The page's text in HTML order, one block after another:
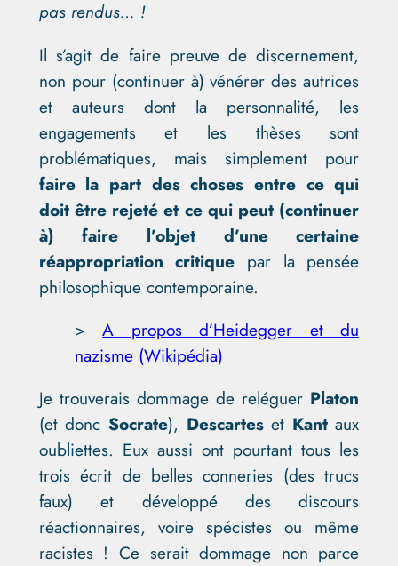
pas rendus… !
Il s’agit de faire preuve de discernement,
non pour (continuer à) vénérer des autrices
et auteurs dont la personnalité, les
engagements et les thèses sont
problématiques, mais simplement pour
faire la part des choses entre ce qui
doit être rejeté et ce qui peut (continuer
à) faire l’objet d’une certaine
réappropriation critique par la pensée
philosophique contemporaine.
>A propos d’Heidegger et du
nazisme (Wikipédia)
Je trouverais dommage de reléguer Platon
(et donc Socrate), Descarteset Kantaux
oubliettes. Eux aussi ont pourtant tous les
trois écrit de belles conneries (des trucs
faux) et développé des discours
réactionnaires, voire spécistes ou même
racistes ! Ce serait dommage non parce